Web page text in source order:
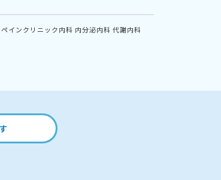
ペインクリニック内科 内分泌内科 代謝内科